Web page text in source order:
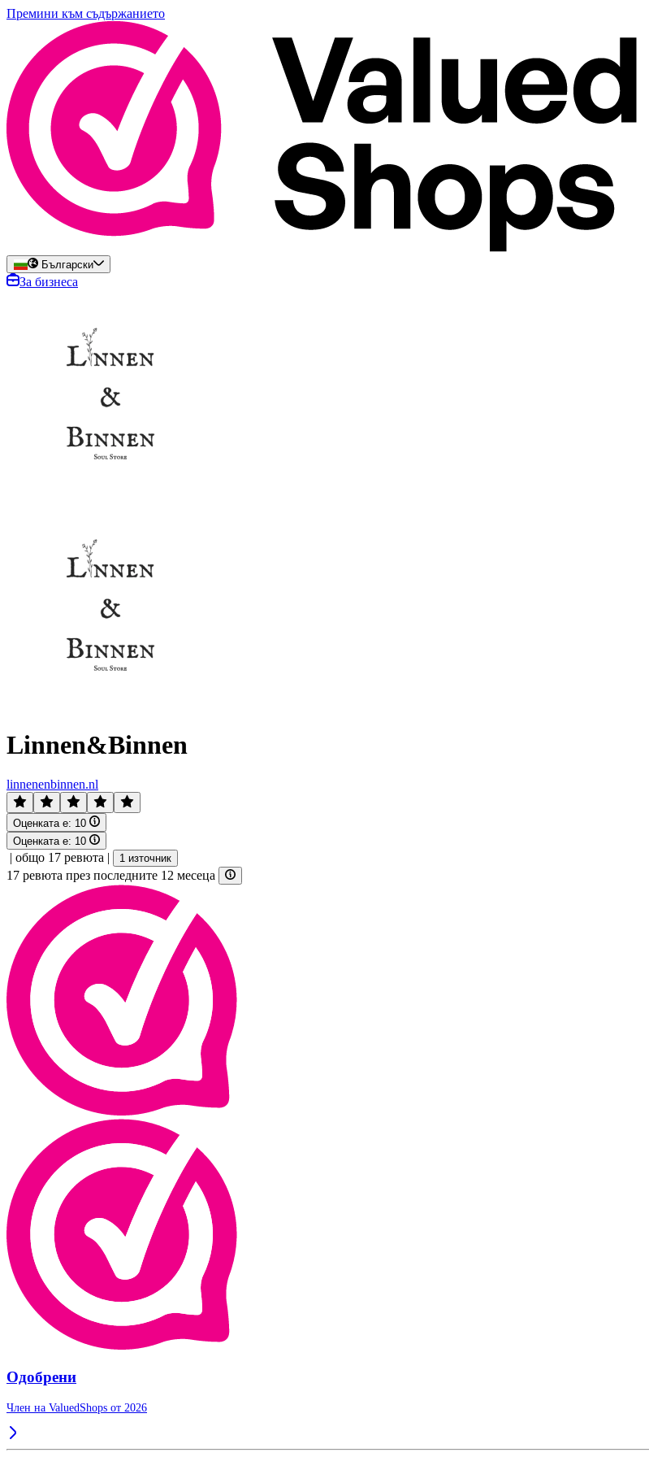
Премини към съдържанието
Български
За бизнеса
Linnen&Binnen
linnenenbinnen.nl
Оценката е: 10
Оценката е: 10
| общо 17 ревюта | 1 източник
17 ревюта през последните 12 месеца
Одобрени
Член на ValuedShops от 2026